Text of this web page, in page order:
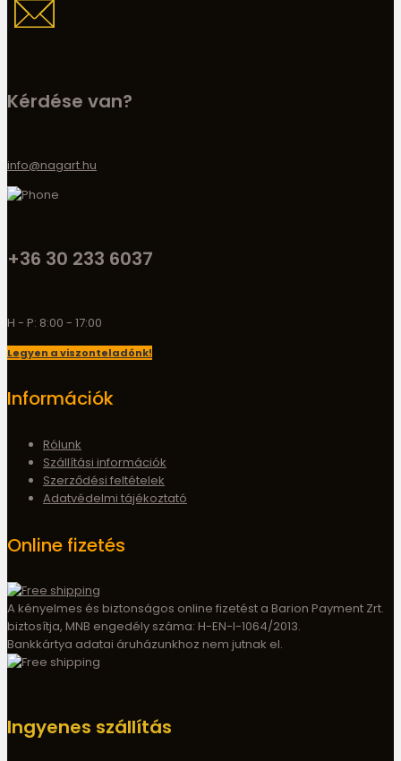
Kérdése van?
info@nagart.hu
+36 30 233 6037
H - P: 8:00 - 17:00
Legyen a viszonteladónk!
Információk
Rólunk
Szállítási információk
Szerződési feltételek
Adatvédelmi tájékoztató
Online fizetés
A kényelmes és biztonságos online fizetést a Barion Payment Zrt.
biztosítja, MNB engedély száma: H-EN-I-1064/2013.
Bankkártya adatai áruházunkhoz nem jutnak el.
Ingyenes szállítás